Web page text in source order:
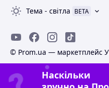
Тема - світла BETA
© Prom.ua — маркетплейс
Наскільки